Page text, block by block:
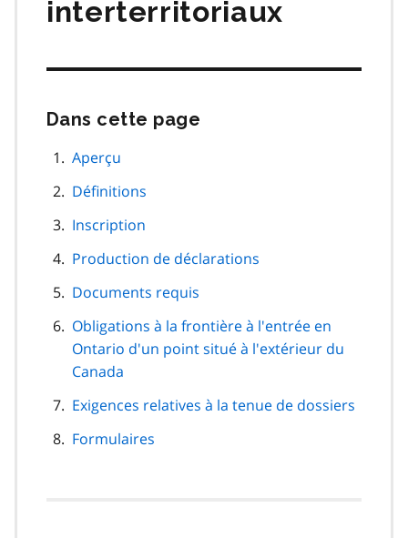
interterritoriaux
Dans cette page
Aperçu
Définitions
Inscription
Production de déclarations
Documents requis
Obligations à la frontière à l'entrée en
Ontario d'un point situé à l'extérieur du
Canada
Exigences relatives à la tenue de dossiers
Formulaires